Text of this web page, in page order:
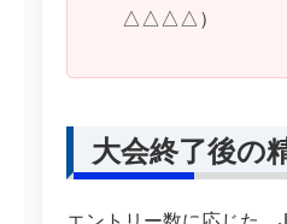
△△△△）
大会終了後の